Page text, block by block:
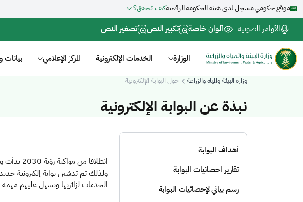
موقع حكومي مسجل لدى هيئة الحكومة الرقميةكيف تتحقق؟
الأوامر الصوتية ألوان خاصة تكبير النص تصغير النص
الوزارة الخدمات الإلكترونية المركز الإعلامي
وزارة البيئة والمياه والزراعة حول البوابة الإلكترونية
نبذة عن البوابة الإلكترونية
أهداف البوابة
تقارير احصائيات البوابة
رسم بياني لإحصائيات البوابة
انطلاقا من مواكبة رؤية 2030 بدأت وزارة البيئة والمياه والزراعة خطوات كبيرة في إبراز وتنفيذ الخدمات الإلكترونية وفق أعلى المعايير العالمية.
ولذلك تم تدشين بوابة إلكترونية
الخدمات لزائريها وتسهل عليهم